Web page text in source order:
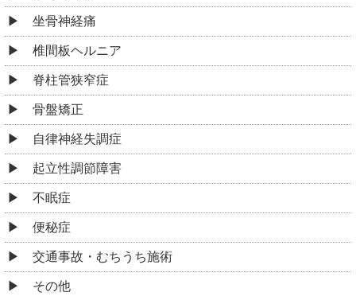
坐骨神経痛
椎間板ヘルニア
脊柱管狭窄症
骨盤矯正
自律神経失調症
起立性調節障害
不眠症
便秘症
交通事故・むちうち施術
その他